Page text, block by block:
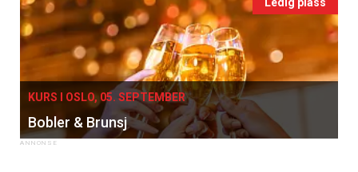
KURS I OSLO, 05. SEPTEMBER
Bobler & Brunsj